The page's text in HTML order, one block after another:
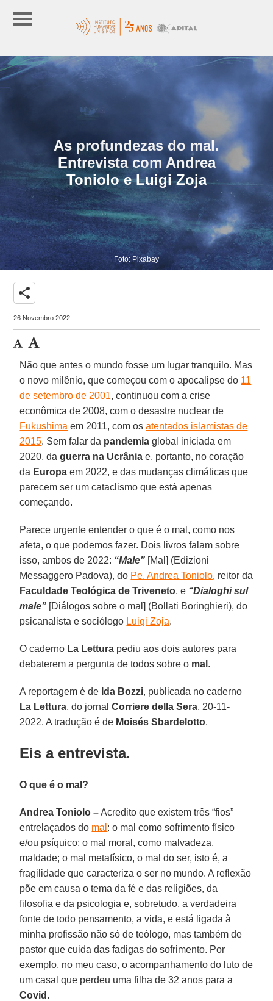
As profundezas do mal.
Entrevista com Andrea
Toniolo e Luigi Zoja
Foto: Pixabay
share
26 Novembro 2022
Não que antes o mundo fosse um lugar tranquilo. Mas
o novo milênio, que começou com o apocalipse do 11
de setembro de 2001, continuou com a crise
econômica de 2008, com o desastre nuclear de
Fukushima em 2011, com osatentados islamistas de
2015. Sem falar da pandemia global iniciada em
2020, daguerra na Ucrânia e, portanto, no coração
da Europa em 2022, e das mudanças climáticas que
parecem ser um cataclismo que está apenas
começando.
Parece urgente entender o que é o mal, como nos
afeta, o que podemos fazer. Dois livros falam sobre
isso, ambos de 2022: “Male” [Mal] (Edizioni
Messaggero Padova), do Pe. Andrea Toniolo, reitor da
Faculdade Teológica de Triveneto, e “Dialoghi sul
male” [Diálogos sobre o mal] (Bollati Boringhieri), do
psicanalista e sociólogo Luigi Zoja.
O caderno La Lettura pediu aos dois autores para
debaterem a pergunta de todos sobre o mal .
A reportagem é de Ida Bozzi, publicada no caderno
La Lettura, do jornalCorriere della Sera, 20-11-
2022. A tradução é de Moisés Sbardelotto.
Eis a entrevista.
O que é o mal?
Andrea Toniolo –Acredito que existem três “fios”
entrelaçados do mal : o mal como sofrimento físico
e/ou psíquico; o mal moral, como malvadeza,
maldade; o mal metafísico, o mal do ser, isto é, a
fragilidade que caracteriza o ser no mundo. A reflexão
põe em causa o tema da fé e das religiões, da
filosofia e da psicologia e, sobretudo, a verdadeira
fonte de todo pensamento, a vida, e está ligada à
minha profissão não só de teólogo, mas também de
pastor que cuida das fadigas do sofrimento. Por
exemplo, no meu caso, o acompanhamento do luto de
um casal que perdeu uma filha de 32 anos para a
Covid .